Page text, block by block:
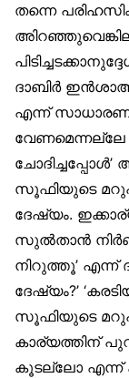
തന്നെ
ദാബിര്‍
എന്ന് സാധാരണ
വേണമെന്നല്ലേ
സൂഫിയുടെ
ദേഷ്യം.
സുല്‍താന്‍
നിറുത്തൂ’ എന്ന്
ദേഷ്യം?’
സൂഫിയുടെ
കാര്യത്തിന്
കൂടല്ലോ എന്ന്